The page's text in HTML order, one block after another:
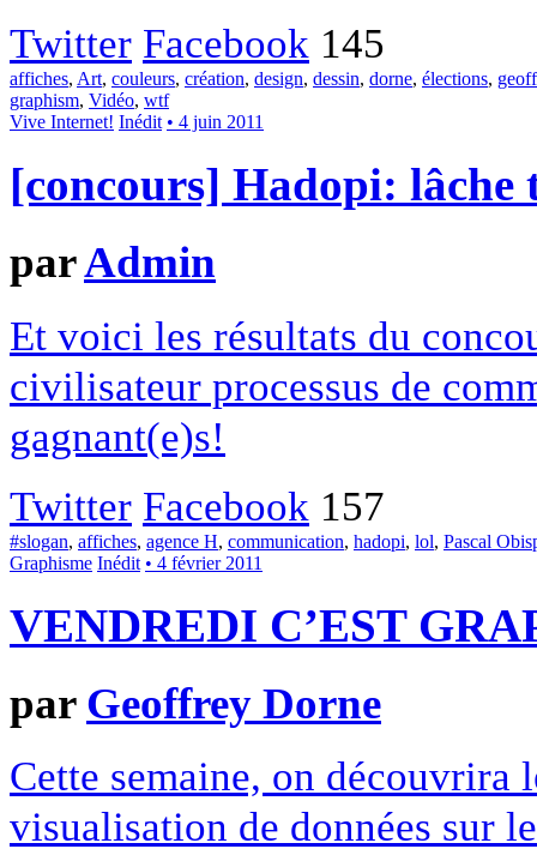
Twitter Facebook 145
affiches, Art, couleurs, création, design, dessin, dorne, élections,
graphism, Vidéo, wtf
Vive Internet! Inédit • 4 juin 2011
[concours] Hadopi: lâche
parAdmin
Et voici les résultats du
civilisateur processus de
gagnant(e)s!
Twitter Facebook 157
#slogan, affiches, agence H, communication, hadopi, lol, Pascal
Graphisme Inédit • 4 février 2011
VENDREDI C’EST
par Geoffrey Dorne
Cette semaine, on découvrira
visualisation de données sur